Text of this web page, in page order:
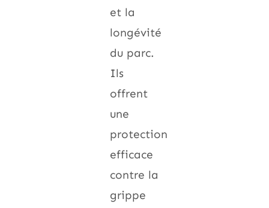
et la
longévité
du parc.
Ils
offrent
une
protection
efficace
contre la
grippe